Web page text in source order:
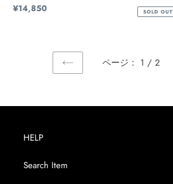
売
通
¥14,850
常
価
SOLD OUT
前
ー
ページ： 1 / 2
HELP
Search Item